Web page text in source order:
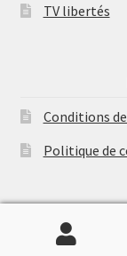
TV libertés
Conditions
Politique de
Recherche
Recherche